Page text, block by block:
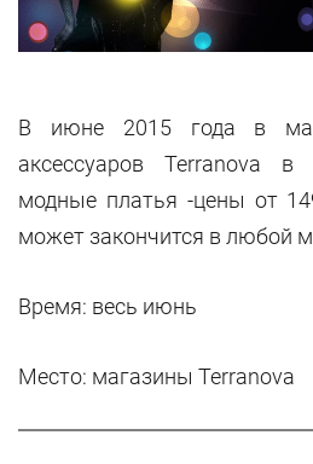
В июне 2015 года в
аксессуаров Terranova
модные платья -цены от
может закончится в любой
Время: весь июнь
Место: магазины Terranova